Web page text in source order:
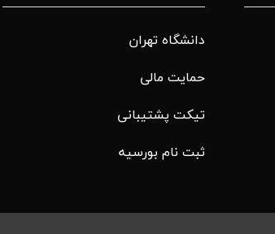
دانشگاه تهران
حمایت مالی
تیکت پشتیبانی
ثبت نام بورسیه